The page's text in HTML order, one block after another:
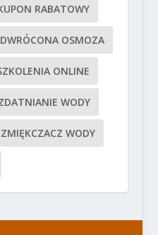
RABATOWY
OSMOZA
ONLINE
WODY
ZMIĘKCZACZ WODY